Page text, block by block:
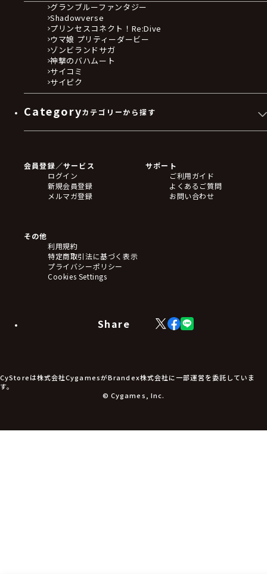
グランブルーファンタジー
Shadowverse
プリンセスコネクト！Re:Dive
ウマ娘 プリティーダービー
ゾンビランドサガ
神撃のバハムート
サイコミ
サイピク
Categoryカテゴリーから探す
フィギュア
アクリルスタンド
バッジ
キーホルダー・ストラップ
ステッカー・シール・カード
タペストリー・ポスター
アームサポーター
ブレードホルダー
食品・飲料品
アパレル小物
アクセサリー
会員登録／サービス
ログイン
新規会員登録
メルマガ登録
サポート
ご利用ガイド
よくあるご質問
お問い合わせ
その他
利用規約
特定商取引法に基づく表示
プライバシーポリシー
Cookies Settings
Share
X
(Twitter)
Facebook
LINE
CyStoreは株式会社CygamesがBrandex株式会社に一部運営を委託していま
す。
© Cygames, Inc.